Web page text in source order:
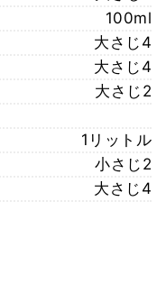
100ml
大さじ4
大さじ4
大さじ2
1リットル
小さじ2
大さじ4